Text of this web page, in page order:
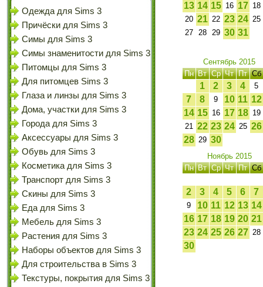
Одежда для Sims 3
Причёски для Sims 3
Симы для Sims 3
Симы знаменитости для Sims 3
Питомцы для Sims 3
Для питомцев Sims 3
Глаза и линзы для Sims 3
Дома, участки для Sims 3
Города для Sims 3
Аксессуары для Sims 3
Обувь для Sims 3
Косметика для Sims 3
Транспорт для Sims 3
Скины для Sims 3
Еда для Sims 3
Мебель для Sims 3
Растения для Sims 3
Наборы объектов для Sims 3
Для строительства в Sims 3
Текстуры, покрытия для Sims 3
13 14 15 16 17 18
20 21 22 23 24 25
27
28 29 30 31
Сентябрь 2015
Пн Вт Ср Чт Пт Сб
1 2 3 4 5
7 8 9 10 11 12
14 15 16 17 18 19
21 22 23 24 25 26
28 29 30
Ноябрь 2015
Пн Вт Ср Чт Пт Сб
2 3 4 5 6 7
9 10 11 12 13 14
16 17 18 19 20 21
23 24 25 26 27 28
30